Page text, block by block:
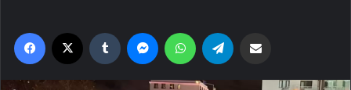
Facebook Tumblr MessengerWhatsApp